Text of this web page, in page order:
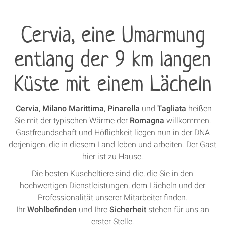
Cervia, eine Umarmung
entlang der 9 km langen
Küste mit einem Lächeln
Cervia, Milano Marittima, Pinarella und Tagliata heißen
Sie mit der typischen Wärme der Romagna willkommen.
Gastfreundschaft und Höflichkeit liegen nun in der DNA
derjenigen, die in diesem Land leben und arbeiten. Der Gast
hier ist zu Hause.
Die besten Kuscheltiere sind die, die Sie in den
hochwertigen Dienstleistungen, dem Lächeln und der
Professionalität unserer Mitarbeiter finden.
Ihr Wohlbefinden und Ihre Sicherheitstehen für uns an
erster Stelle.